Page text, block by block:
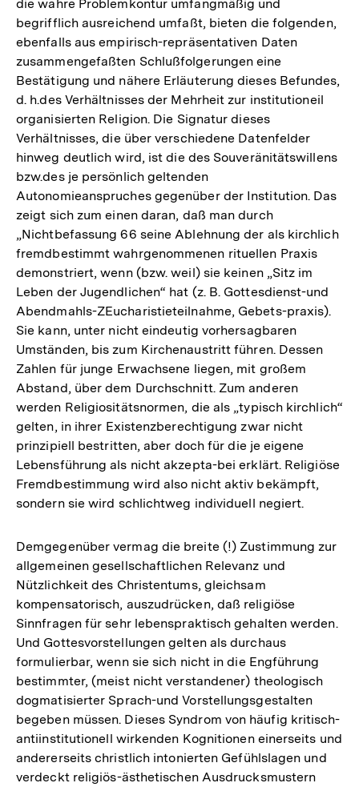
die wahre Problemkontur umfangmäßig und
begrifflich ausreichend umfaßt, bieten die folgenden,
ebenfalls aus empirisch-repräsentativen Daten
zusammengefaßten Schlußfolgerungen eine
Bestätigung und nähere Erläuterung dieses Befundes,
d. h.des Verhältnisses der Mehrheit zur institutioneil
organisierten Religion. Die Signatur dieses
Verhältnisses, die über verschiedene Datenfelder
hinweg deutlich wird, ist die des Souveränitätswillens
bzw.des je persönlich geltenden
Autonomieanspruches gegenüber der Institution. Das
zeigt sich zum einen daran, daß man durch
„Nichtbefassung 66 seine Ablehnung der als kirchlich
fremdbestimmt wahrgenommenen rituellen Praxis
demonstriert, wenn (bzw. weil) sie keinen „Sitz im
Leben der Jugendlichen“ hat (z. B. Gottesdienst-und
Abendmahls-ZEucharistieteilnahme, Gebets-praxis).
Sie kann, unter nicht eindeutig vorhersagbaren
Umständen, bis zum Kirchenaustritt führen. Dessen
Zahlen für junge Erwachsene liegen, mit großem
Abstand, über dem Durchschnitt. Zum anderen
werden Religiositätsnormen, die als „typisch kirchlich“
gelten, in ihrer Existenzberechtigung zwar nicht
prinzipiell bestritten, aber doch für die je eigene
Lebensführung als nicht akzepta-bei erklärt. Religiöse
Fremdbestimmung wird also nicht aktiv bekämpft,
sondern sie wird schlichtweg individuell negiert.
Demgegenüber vermag die breite (!) Zustimmung zur
allgemeinen gesellschaftlichen Relevanz und
Nützlichkeit des Christentums, gleichsam
kompensatorisch, auszudrücken, daß religiöse
Sinnfragen für sehr lebenspraktisch gehalten werden.
Und Gottesvorstellungen gelten als durchaus
formulierbar, wenn sie sich nicht in die Engführung
bestimmter, (meist nicht verstandener) theologisch
dogmatisierter Sprach-und Vorstellungsgestalten
begeben müssen. Dieses Syndrom von häufig kritisch-
antiinstitutionell wirkenden Kognitionen einerseits und
andererseits christlich intonierten Gefühlslagen und
verdeckt religiös-ästhetischen Ausdrucksmustern